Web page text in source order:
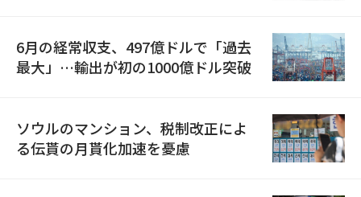
6月の経常収支、497億ドルで「過去
最大」…輸出が初の1000億ドル突破
ソウルのマンション、税制改正によ
る伝貰の月貰化加速を憂慮